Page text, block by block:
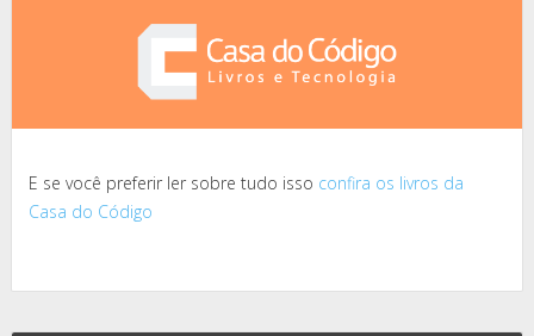
E se você preferir ler sobre tudo isso confira os livros da
Casa do Código